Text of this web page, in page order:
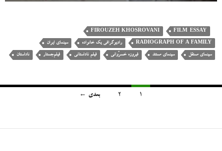
FILM-ESSAY
FIROUZEH KHOSROVANI
RADIOGRAPH OF A FAMILY رادیوگرافی یک خانواده سینمای ایران
سینمای مستقل سینمای مستند فیروزه خسرُوانی فیلم ناداستانی فیلم‌جستار ناداستان
نوشته‌ها
1
2 بعدی ←